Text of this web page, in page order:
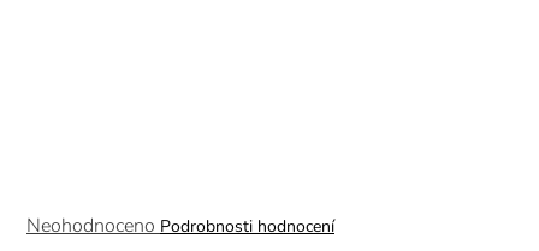
Průměrné
Neohodnoceno Podrobnosti hodnocení